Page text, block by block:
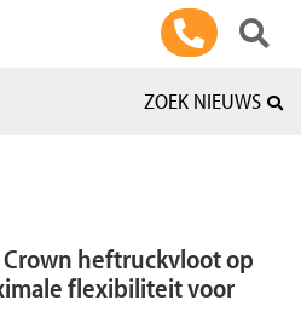
ZOEK NIEUWS
heftruckvloot op
flexibiliteit voor